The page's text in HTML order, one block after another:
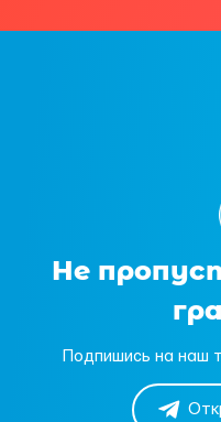
Не
Подпишись на наш